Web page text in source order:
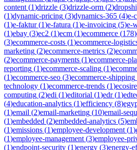
content (1)drizzle (3)drizzle-orm (2)
(1)dynamic-pricing (3)dynamics-365 (4)e-
(1)e-faktur(1)e-fatura (1)e-invoicing (5)e-
(1)ebay (3)ec2 (1)ecm (1)ecommerce (178)
(3)ecommerce-costs (1)ecommerce-
marketing (2)ecommerce-metrics (2)
(2)ecommerce-payments (1)ecommerce-
reporting (1)ecommerce-scaling (1)
(1)ecommerce-seo (3)ecommerce-shipping
technology (1)ecommerce-trends (1)ecosire
computing (2)edi (1)editorial (1)edr(1)
(4)education-analytics (1)efficiency (8)
(1)email (2)email-marketing (10)email-
(1)embedded (2)embedded-analytics (5)
(1)emissions (1)employee-development (1)
(1)employee-management (3)employee-
(1)endpoint-security (1)energy (3)energy-